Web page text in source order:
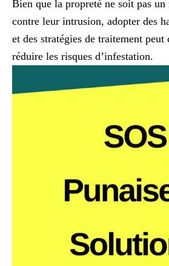
Bien que la propreté ne soit pas un
contre leur intrusion, adopter des
et des stratégies de traitement peut
réduire les risques d’infestation.